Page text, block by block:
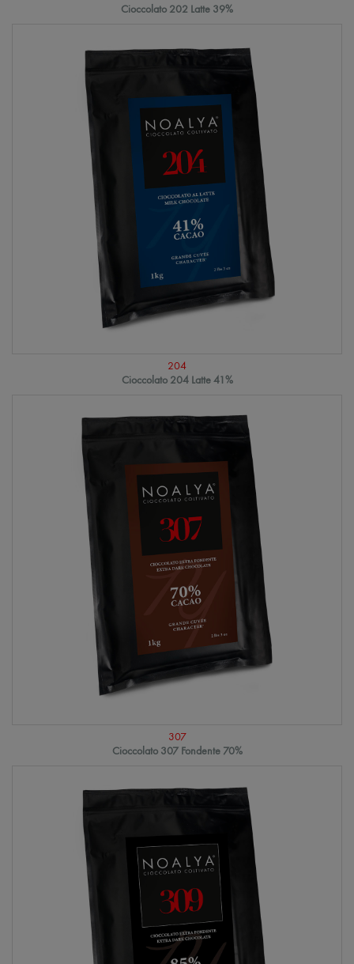
Cioccolato 202 Latte 39%
204
Cioccolato 204 Latte 41%
307
Cioccolato 307 Fondente 70%